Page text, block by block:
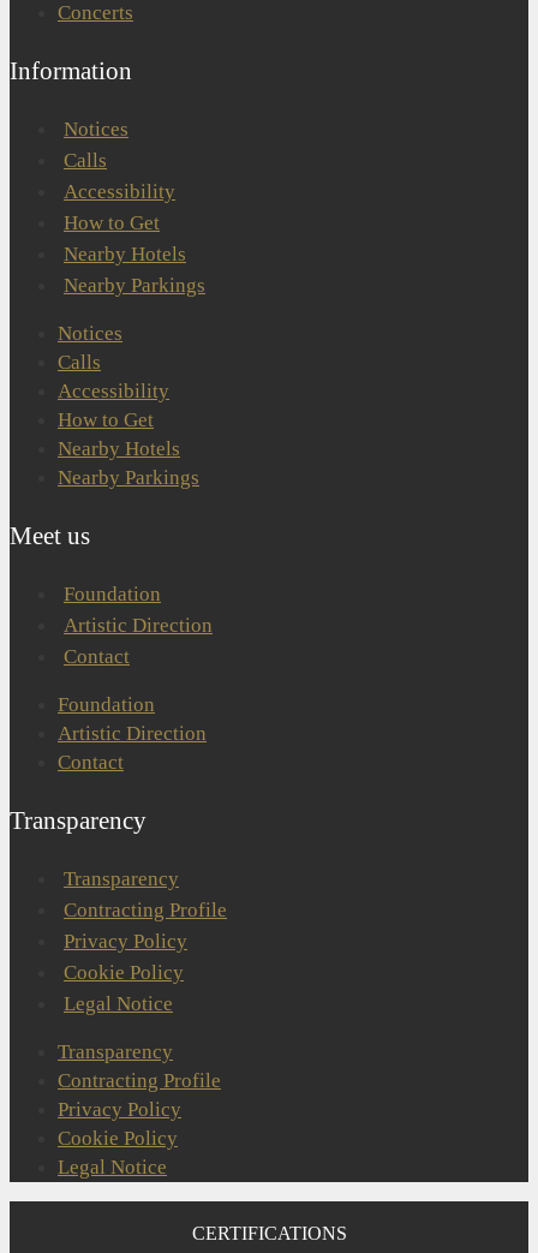
Concerts
Information
Notices
Calls
Accessibility
How to Get
Nearby Hotels
Nearby Parkings
Notices
Calls
Accessibility
How to Get
Nearby Hotels
Nearby Parkings
Meet us
Foundation
Artistic Direction
Contact
Foundation
Artistic Direction
Contact
Transparency
Transparency
Contracting Profile
Privacy Policy
Cookie Policy
Legal Notice
Transparency
Contracting Profile
Privacy Policy
Cookie Policy
Legal Notice
CERTIFICATIONS